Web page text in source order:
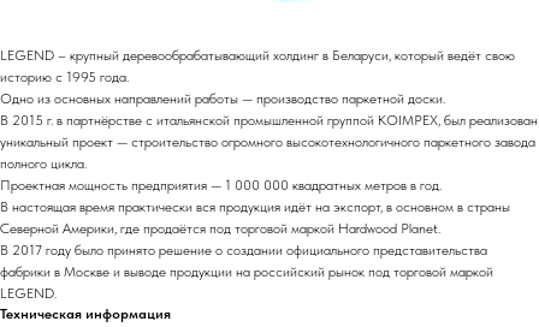
LEGEND – крупный деревообрабатывающий холдинг в Беларуси, который ведёт свою
историю с 1995 года.
Одно из основных направлений работы — производство паркетной доски.
В 2015 г. в партнёрстве с итальянской промышленной группой KOIMPEX, был реализован
уникальный проект — строительство огромного высокотехнологичного паркетного завода
полного цикла.
Проектная мощность предприятия — 1 000 000 квадратных метров в год.
В настоящая время практически вся продукция идёт на экспорт, в основном в страны
Северной Америки, где продаётся под торговой маркой Hardwood Planet.
В 2017 году было принято решение о создании официального представительства
фабрики в Москве и выводе продукции на российский рынок под торговой маркой
LEGEND.
Техническая информация